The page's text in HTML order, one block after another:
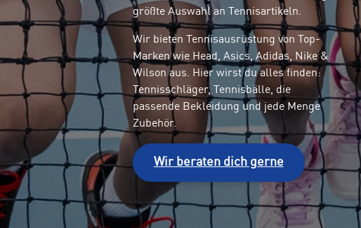
größte Auswahl an Tennisartikeln.
Wir bieten Tennisausrüstung von Top-
Marken wie Head, Asics, Adidas, Nike &
Wilson aus. Hier wirst du alles finden:
Tennisschläger, Tennisbälle, die
passende Bekleidung und jede Menge
Zubehör.
Wir beraten dich gerne